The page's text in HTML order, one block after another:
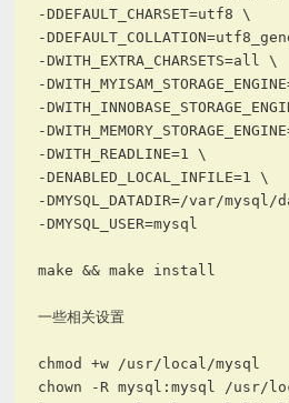
-DDEFAULT_CHARSET=utf8 \
-
-DWITH_EXTRA_CHARSETS=all \
-
-
-
-DWITH_READLINE=1 \
-DENABLED_LOCAL_INFILE=1 \
-DMYSQL_DATADIR=/var/
-DMYSQL_USER=mysql
make && make install
一些相关设置
chmod +w /usr/local/mysql
chown -R mysql:mysql /usr/